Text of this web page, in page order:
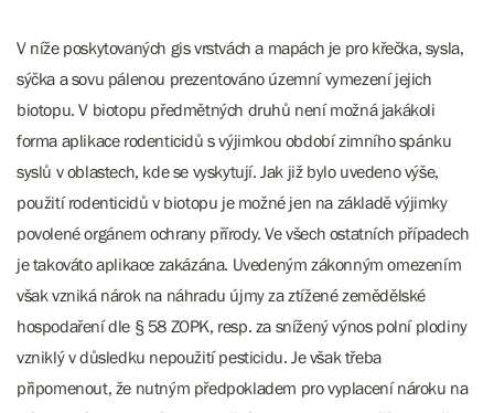
V níže poskytovaných gis vrstvách a mapách je pro křečka, sysla,
sýčka a sovu pálenou prezentováno územní vymezení jejich
biotopu. V biotopu předmětných druhů není možná jakákoli
forma aplikace rodenticidů s výjimkou období zimního spánku
syslů v oblastech, kde se vyskytují. Jak již bylo uvedeno výše,
použití rodenticidů v biotopu je možné jen na základě výjimky
povolené orgánem ochrany přírody. Ve všech ostatních případech
je takováto aplikace zakázána. Uvedeným zákonným omezením
však vzniká nárok na náhradu újmy za ztížené zemědělské
hospodaření dle § 58 ZOPK, resp. za snížený výnos polní plodiny
vzniklý v důsledku nepoužití pesticidu. Je však třeba
připomenout, že nutným předpokladem pro vyplacení nároku na